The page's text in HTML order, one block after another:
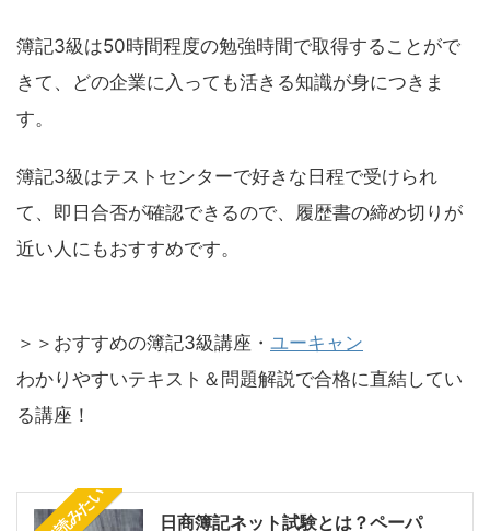
簿記3級は50時間程度の勉強時間で取得することがで
きて、どの企業に入っても活きる知識が身につきま
す。
簿記3級はテストセンターで好きな日程で受けられ
て、即日合否が確認できるので、履歴書の締め切りが
近い人にもおすすめです。
＞＞おすすめの簿記3級講座・ ユーキャン
わかりやすいテキスト＆問題解説で合格に直結してい
る講座！
日商簿記ネット試験とは？ペーパ